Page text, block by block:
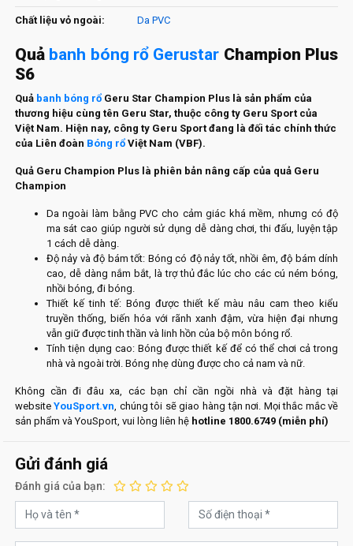
Chất liệu vỏ ngoài: Da PVC
Quả banh bóng rổ Gerustar Champion Plus
S6
Quả banh bóng rổGeru Star Champion Plus là sản phẩm của
thương hiệu cùng tên Geru Star, thuộc công ty Geru Sport của
Việt Nam. Hiện nay, công ty Geru Sport đang là đối tác chính thức
của Liên đoàn Bóng rổViệt Nam (VBF).
Quả Geru Champion Plus là phiên bản nâng cấp của quả Geru
Champion
Da ngoài làm bằng PVC cho cảm giác khá mềm, nhưng có độ
ma sát cao giúp người sử dụng dễ dàng chơi, thi đấu, luyện tập
1 cách dễ dàng.
Độ nảy và độ bám tốt: Bóng có độ nảy tốt, nhồi êm, độ bám dính
cao, dễ dàng nắm bắt, là trợ thủ đắc lúc cho các cú ném bóng,
nhồi bóng, đi bóng.
Thiết kế tinh tế: Bóng được thiết kế màu nâu cam theo kiểu
truyền thống, biến hóa với rãnh xanh đậm, vừa hiện đại nhưng
vẫn giữ được tinh thần và linh hồn của bộ môn bóng rổ.
Tính tiện dụng cao: Bóng được thiết kế để có thể chơi cả trong
nhà và ngoài trời. Bóng nhẹ dùng được cho cả nam và nữ.
Không cần đi đâu xa, các bạn chỉ cần ngồi nhà và đặt hàng tại
websiteYouSport.vn , chúng tôi sẽ giao hàng tận nơi. Mọi thắc mắc về
sản phẩm và YouSport, vui lòng liên hệ hotline 1800.6749 (miễn phí)
Gửi đánh giá
Đánh giá của bạn: